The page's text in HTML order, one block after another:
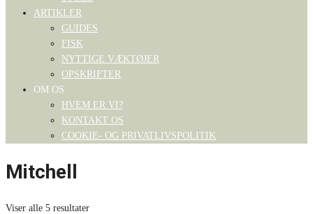
ARTIKLER
GUIDES
FISK
NYTTIGE VÆKTØJER
OPSKRIFTER
OM OS
HVEM ER VI?
KONTAKT OS
COOKIE- OG PRIVATLIVSPOLITIK
Mitchell
Viser alle 5 resultater